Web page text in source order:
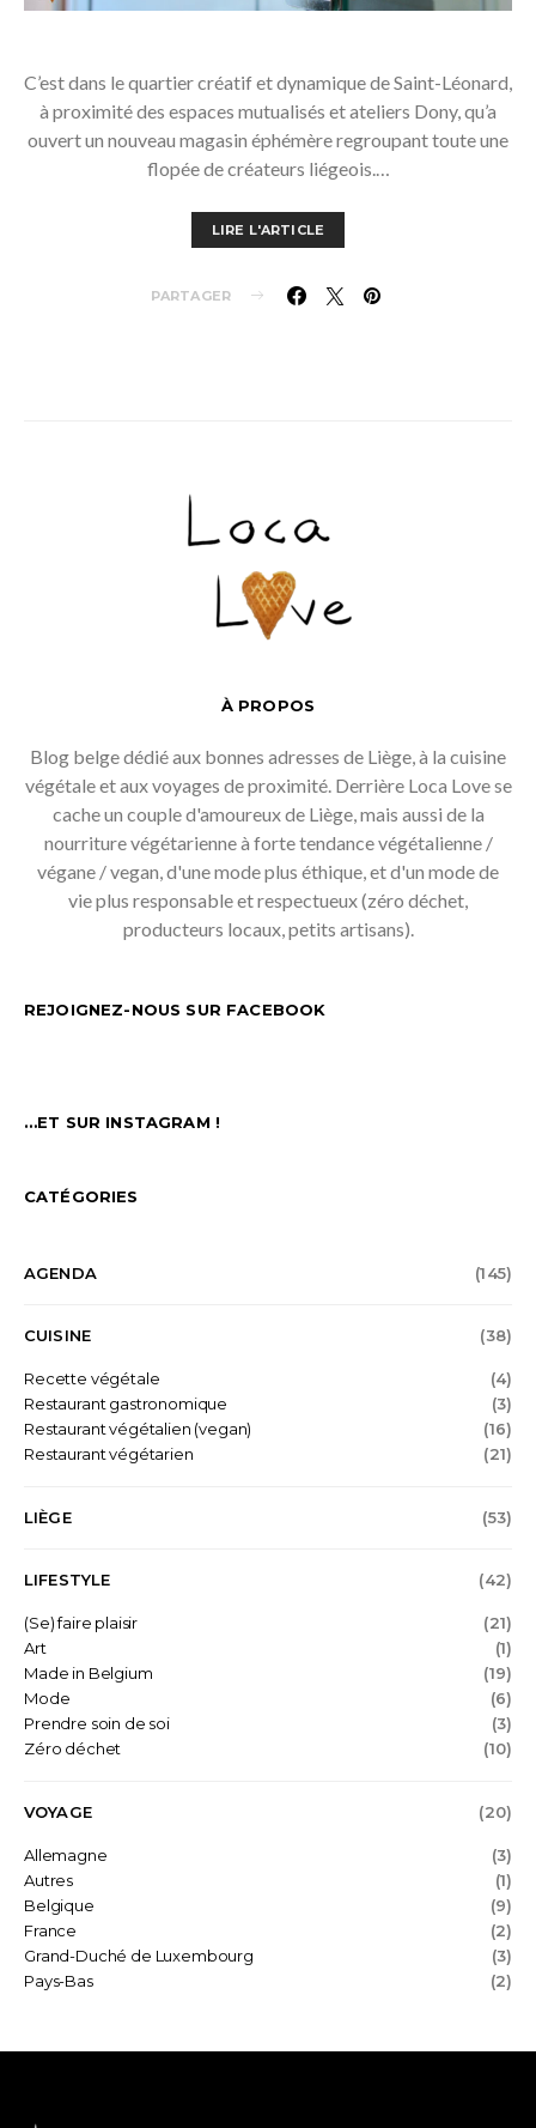
C’est dans le quartier créatif et dynamique de Saint-Léonard,
à proximité des espaces mutualisés et ateliers Dony, qu’a
ouvert un nouveau magasin éphémère regroupant toute une
flopée de créateurs liégeois.…
LIRE L'ARTICLE
PARTAGER
À PROPOS
Blog belge dédié aux bonnes adresses de Liège, à la cuisine
végétale et aux voyages de proximité. Derrière Loca Love se
cache un couple d'amoureux de Liège, mais aussi de la
nourriture végétarienne à forte tendance végétalienne /
végane / vegan, d'une mode plus éthique, et d'un mode de
vie plus responsable et respectueux (zéro déchet,
producteurs locaux, petits artisans).
REJOIGNEZ-NOUS SUR FACEBOOK
…ET SUR INSTAGRAM !
CATÉGORIES
AGENDA (145)
CUISINE (38)
Recette végétale
(4)
Restaurant gastronomique
(3)
Restaurant végétalien (vegan)
(16)
Restaurant végétarien
(21)
LIÈGE (53)
LIFESTYLE (42)
(Se) faire plaisir
(21)
Art
(1)
Made in Belgium
(19)
Mode
(6)
Prendre soin de soi
(3)
Zéro déchet
(10)
VOYAGE (20)
Allemagne
(3)
Autres
(1)
Belgique
(9)
France
(2)
Grand-Duché de Luxembourg
(3)
Pays-Bas
(2)